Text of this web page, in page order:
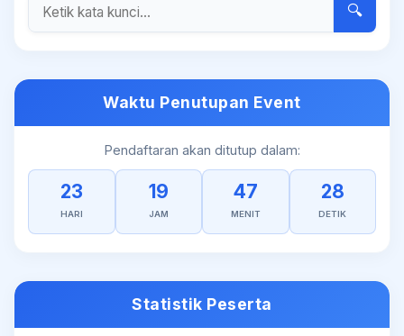
🔍
Waktu Penutupan Event
Pendaftaran akan ditutup dalam:
23
HARI
19
JAM
47
MENIT
28
DETIK
Statistik Peserta